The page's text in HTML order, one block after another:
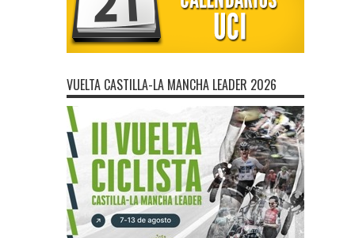
VUELTA CASTILLA-LA MANCHA LEADER 2026